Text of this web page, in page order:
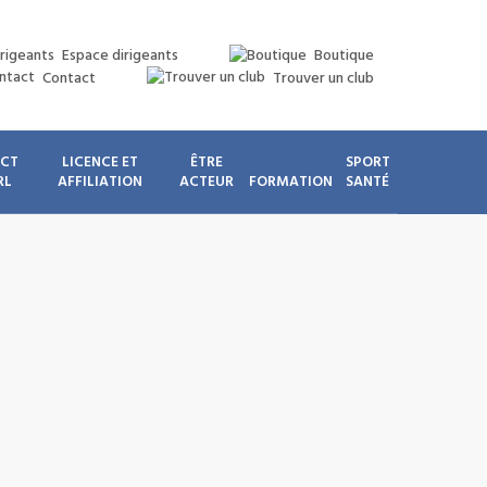
Espace dirigeants
Boutique
Contact
Trouver un club
LICENCE ET
AFFILIATION
ÊTRE
ACTEUR
FORMATION
SPORT
SANTÉ